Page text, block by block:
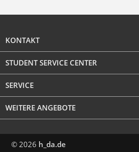
KONTAKT
STUDENT SERVICE CENTER
SERVICE
WEITERE ANGEBOTE
© 2026 h_da.de